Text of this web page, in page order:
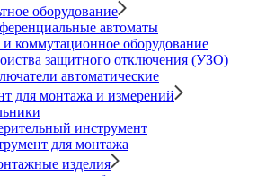
оборудование
автоматы
и коммутационное оборудование
защитного отключения (УЗО)
автоматические
для монтажа и измерений
инструмент
для монтажа
изделия